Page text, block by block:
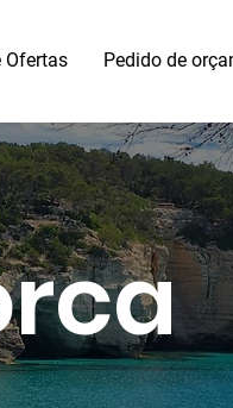
Ofertas Pedido de